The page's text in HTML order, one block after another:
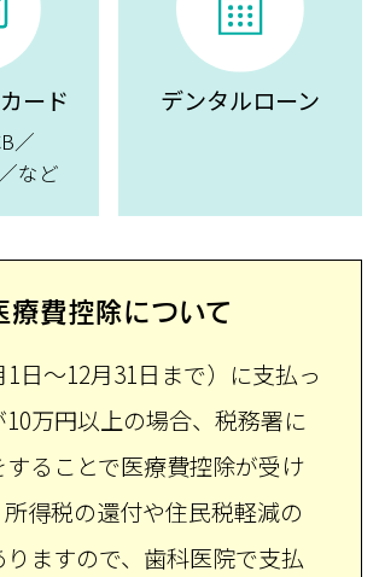
ード
／
など
デンタルローン
療費控除について
1日〜12月31日まで）に支払っ
万円以上の場合、税務署に
ることで医療費控除が受け
所得税の還付や住民税軽減の
ますので、歯科医院で支払